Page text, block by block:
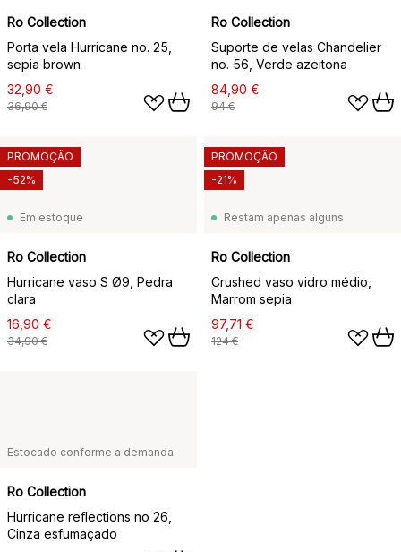
Ro Collection
Porta vela Hurricane no. 25,
sepia brown
32,90 €
36,90 €
Ro Collection
Suporte de velas Chandelier
no. 56, Verde azeitona
84,90 €
94 €
Em estoque
Ro Collection
Hurricane vaso S Ø9, Pedra
clara
16,90 €
34,90 €
PROMOÇÃO
-52%
Restam apenas alguns
Ro Collection
Crushed vaso vidro médio,
Marrom sepia
97,71 €
124 €
PROMOÇÃO
-21%
Estocado conforme a demanda
Ro Collection
Hurricane reflections no 26,
Cinza esfumaçado